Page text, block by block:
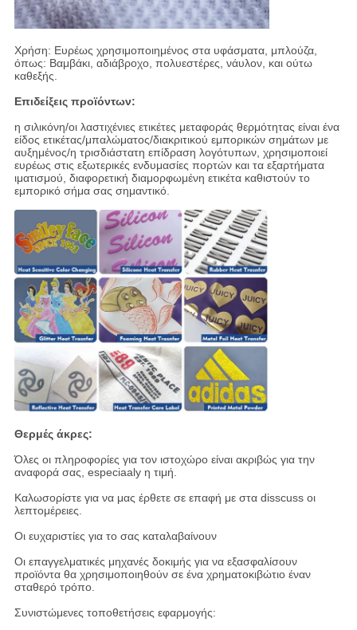
Χρήση: Ευρέως χρησιμοποιημένος στα υφάσματα, μπλούζα,
όπως: Βαμβάκι, αδιάβροχο, πολυεστέρες, νάυλον, και ούτω
καθεξής.
Επιδείξεις προϊόντων:
η σιλικόνη/οι λαστιχένιες ετικέτες μεταφοράς θερμότητας είναι ένα
είδος ετικέτας/μπαλώματος/διακριτικού εμπορικών σημάτων με
αυξημένος/η τρισδιάστατη επίδραση λογότυπων, χρησιμοποιεί
ευρέως στις εξωτερικές ενδυμασίες πορτών και τα εξαρτήματα
ιματισμού, διαφορετική διαμορφωμένη ετικέτα καθιστούν το
εμπορικό σήμα σας σημαντικό.
Θερμές άκρες:
Όλες οι πληροφορίες για τον ιστοχώρο είναι ακριβώς για την
αναφορά σας, especiaaly η τιμή.
Καλωσορίστε για να μας έρθετε σε επαφή με στα disscuss οι
λεπτομέρειες.
Οι ευχαριστίες για το σας καταλαβαίνουν
Οι επαγγελματικές μηχανές δοκιμής για να εξασφαλίσουν
προϊόντα θα χρησιμοποιηθούν σε ένα χρηματοκιβώτιο έναν
σταθερό τρόπο.
Συνιστώμενες τοποθετήσεις εφαρμογής: